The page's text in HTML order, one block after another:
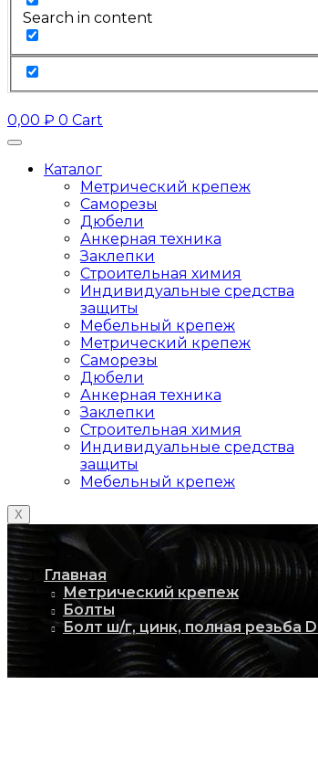
Search in content
0,00 ₽ 0 Cart
Каталог
Метрический крепеж
Саморезы
Дюбели
Анкерная техника
Заклепки
Строительная химия
Индивидуальные средства
защиты
Мебельный крепеж
Метрический крепеж
Саморезы
Дюбели
Анкерная техника
Заклепки
Строительная химия
Индивидуальные средства
защиты
Мебельный крепеж
X
Главная
Метрический крепеж
Болты
Болт ш/г, цинк, полная резьба